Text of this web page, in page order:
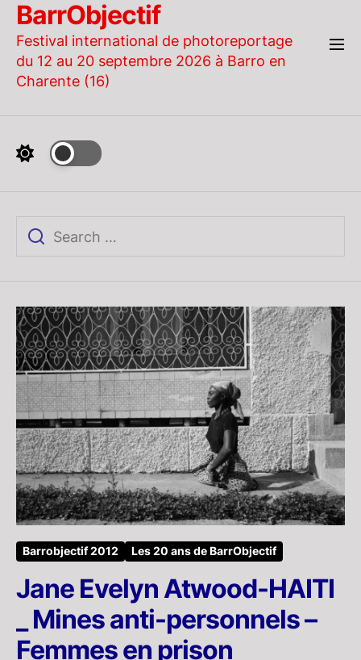
Skip
the
content
BarrObjectif
Festival international de photoreportage
du 12 au 20 septembre 2026 à Barro en
Charente (16)
Barrobjectif 2012 Les 20 ans de BarrObjectif
Jane Evelyn Atwood-HAITI
_ Mines anti-personnels –
Femmes en prison